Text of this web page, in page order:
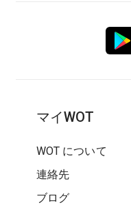
マイWOT
WOT について
連絡先
ブログ